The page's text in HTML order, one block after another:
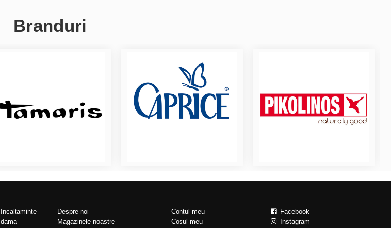
Branduri
Incaltaminte
dama
Despre noi
Magazinele noastre
Contul meu
Cosul meu
Facebook
Instagram